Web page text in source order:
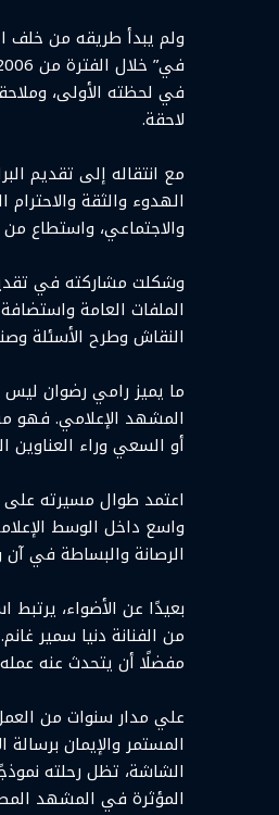
ولم يبدأ طريقه من خلف
في لحظته الأولى،
لاحقة.
مع انتقاله إلى تقديم
الهدوء والثقة
والاجتماعي، واستطاع
وشكلت مشاركته في
الملفات العامة
النقاش وطرح الأسئلة
ما يميز رامي رضوان
المشهد الإعلامي. فهو من
أو السعي وراء العناوين
اعتمد طوال مسيرته على
واسع داخل الوسط
الرصانة والبساطة في آن
بعيدًا عن الأضواء،
من الفنانة دنيا سمير
مفضلًا أن يتحدث عنه عمله
علي مدار سنوات من
المستمر والإيمان
الشاشة، تظل رحلته
المؤثرة في المشهد